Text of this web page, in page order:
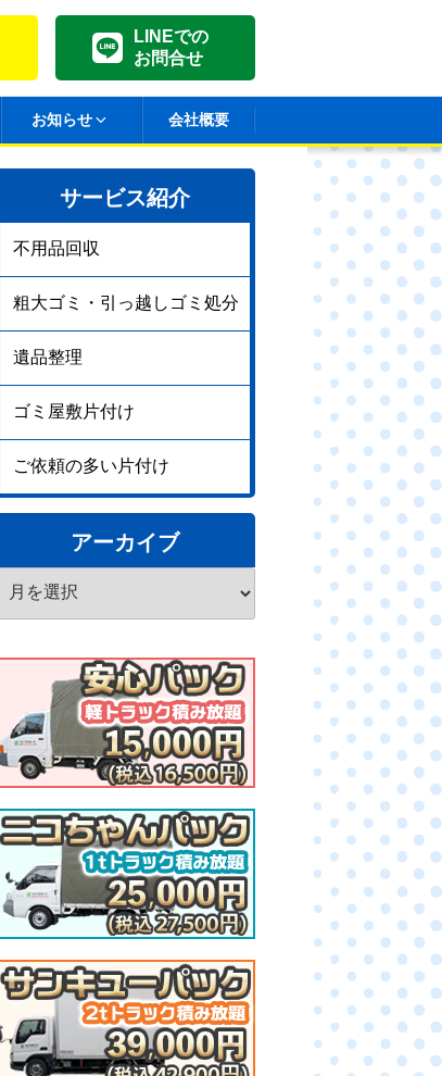
LINEでの
お問合せ
お知らせ 会社概要
サービス紹介
不用品回収
粗大ゴミ・引っ越しゴミ処分
遺品整理
ゴミ屋敷片付け
ご依頼の多い片付け
アーカイブ